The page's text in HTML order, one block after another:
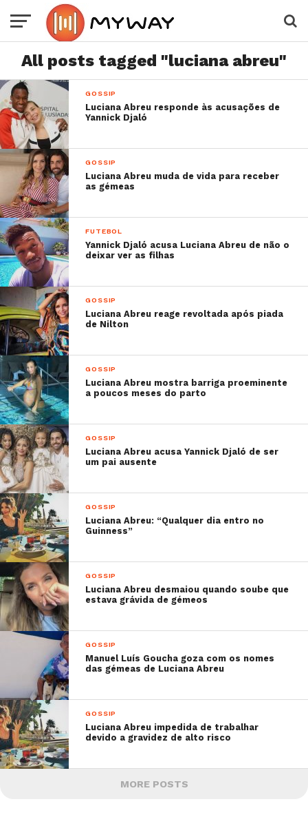
All posts tagged "luciana abreu"
GOSSIP
Luciana Abreu responde às acusações de
Yannick Djaló
GOSSIP
Luciana Abreu muda de vida para receber
as gémeas
FUTEBOL
Yannick Djaló acusa Luciana Abreu de não o
deixar ver as filhas
GOSSIP
Luciana Abreu reage revoltada após piada
de Nilton
GOSSIP
Luciana Abreu mostra barriga proeminente
a poucos meses do parto
GOSSIP
Luciana Abreu acusa Yannick Djaló de ser
um pai ausente
GOSSIP
Luciana Abreu: “Qualquer dia entro no
Guinness”
GOSSIP
Luciana Abreu desmaiou quando soube que
estava grávida de gémeos
GOSSIP
Manuel Luís Goucha goza com os nomes
das gémeas de Luciana Abreu
GOSSIP
Luciana Abreu impedida de trabalhar
devido a gravidez de alto risco
MORE POSTS